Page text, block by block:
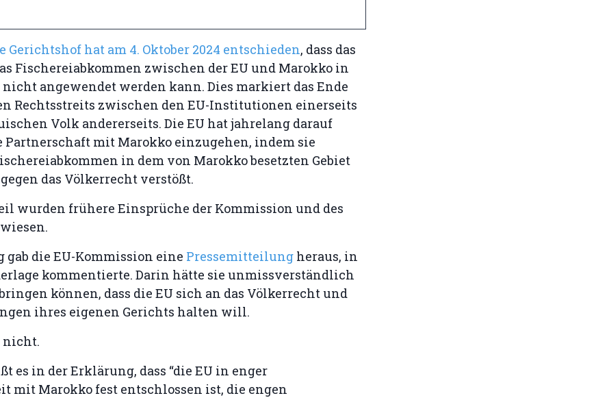
Gerichtshof hat am 4. Oktober 2024 entschieden, dass das
Fischereiabkommen zwischen der EU und Marokko in
nicht angewendet werden kann. Dies markiert das Ende
Rechtsstreits zwischen den EU-Institutionen einerseits
Volk andererseits. Die EU hat jahrelang darauf
Partnerschaft mit Marokko einzugehen, indem sie
in dem von Marokko besetzten Gebiet
das Völkerrecht verstößt.
wurden frühere Einsprüche der Kommission und des
die EU-Kommission eine Pressemitteilung heraus, in
kommentierte. Darin hätte sie unmissverständlich
können, dass die EU sich an das Völkerrecht und
ihres eigenen Gerichts halten will.
nicht.
es in der Erklärung, dass “die EU in enger
mit Marokko fest entschlossen ist, die engen